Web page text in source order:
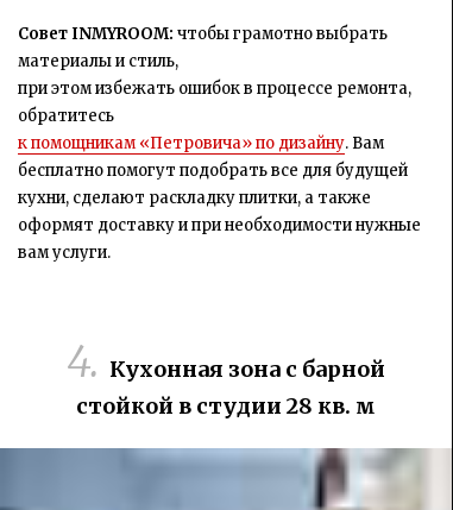
Совет INMYROOM: чтобы грамотно выбрать
материалы и стиль,
при этом избежать ошибок в процессе ремонта,
обратитесь
к помощникам «Петровича» по дизайну. Вам
бесплатно помогут подобрать все для будущей
кухни, сделают раскладку плитки, а также
оформят доставку и при необходимости нужные
вам услуги.
Кухонная зона с барной
стойкой в студии 28 кв. м